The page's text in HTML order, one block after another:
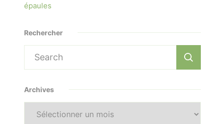
épaules
Rechercher
Search
for:
Archives
Archives